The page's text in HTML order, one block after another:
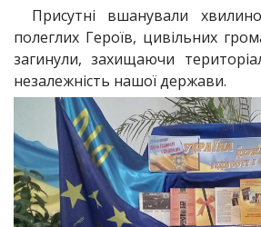
Присутні вшанували
полеглих Героїв, цивільних
загинули, захищаючи
незалежність нашої держави.